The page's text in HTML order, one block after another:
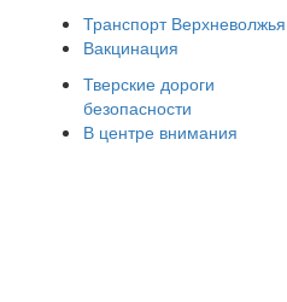
Транспорт Верхневолжья
Вакцинация
Тверские дороги
безопасности
В центре внимания